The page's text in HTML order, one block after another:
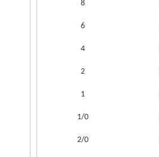
8
6
4
2
1
1/0
2/0